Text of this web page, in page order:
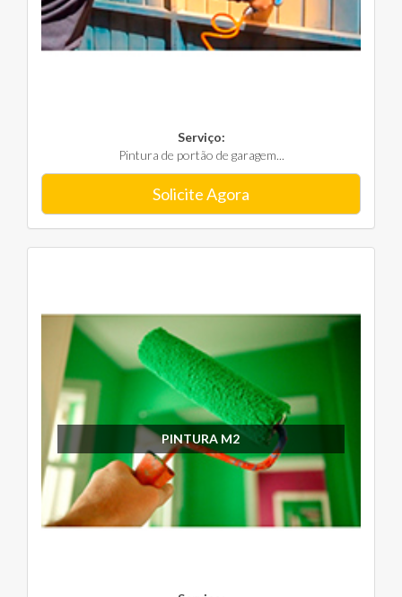
Serviço:
Pintura de portão de garagem...
Solicite Agora
PINTURA M2